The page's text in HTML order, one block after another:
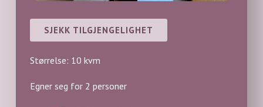
SJEKK TILGJENGELIGHET
Størrelse: 10 kvm
Egner seg for 2 personer